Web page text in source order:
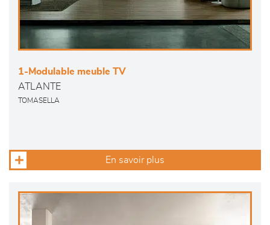
1-Modulable meuble TV
ATLANTE
TOMASELLA
En savoir plus